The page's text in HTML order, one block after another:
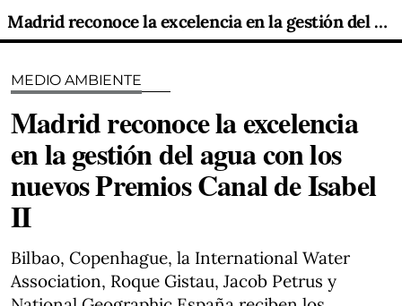
Madrid reconoce la excelencia en la gestión del agua con los nuevos Premios Canal de Isabel II
MEDIO AMBIENTE
Madrid reconoce la excelencia
en la gestión del agua con los
nuevos Premios Canal de Isabel
II
Bilbao, Copenhague, la International Water
Association, Roque Gistau, Jacob Petrus y